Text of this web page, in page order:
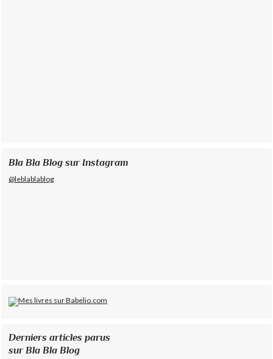
Bla Bla Blog sur Instagram
@leblablablog
Derniers articles parus
sur Bla Bla Blog